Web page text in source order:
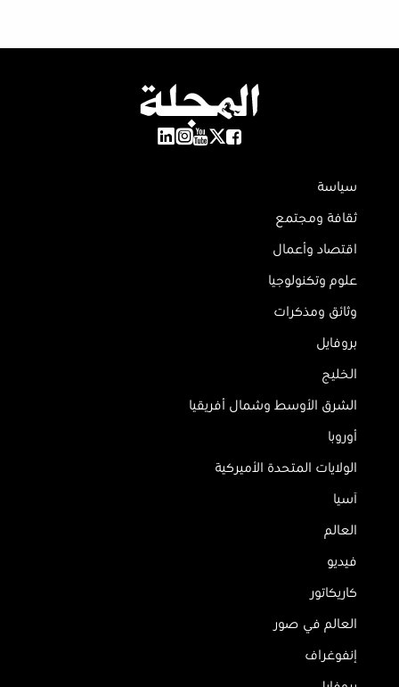
سياسة
ثقافة ومجتمع
اقتصاد وأعمال
علوم وتكنولوجيا
وثائق ومذكرات
بروفايل
الخليج
الشرق الأوسط وشمال أفريقيا
أوروبا
الولايات المتحدة الأميركية
آسيا
العالم
فيديو
كاريكاتور
العالم في صور
إنفوغراف